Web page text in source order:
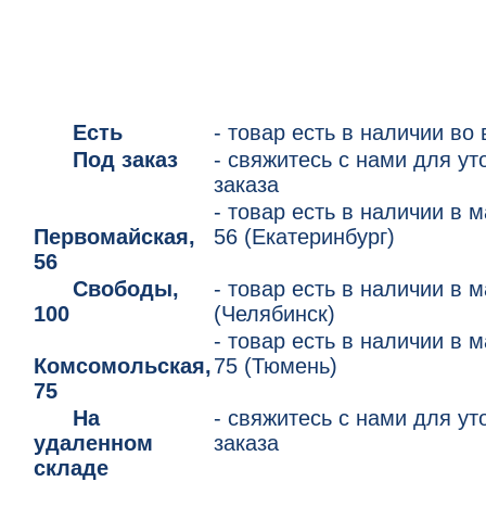
Есть
- товар есть в наличии во
Под заказ
- свяжитесь с нами для
заказа
Первомайская,
56
- товар есть в наличии в
56 (Екатеринбург)
Свободы,
100
- товар есть в наличии в
(Челябинск)
Комсомольская,
75
- товар есть в наличии в
75 (Тюмень)
На
удаленном
складе
- свяжитесь с нами для
заказа